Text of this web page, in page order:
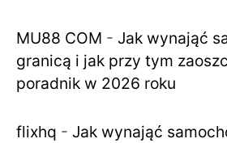
MU88 COM - Jak wynająć
granicą i jak przy tym
poradnik w 2026 roku
flixhq - Jak wynająć